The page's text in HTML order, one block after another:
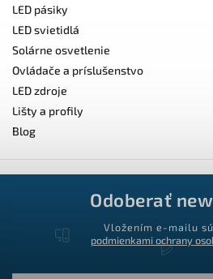
LED pásiky
LED svietidlá
Solárne osvetlenie
Ovládače a príslušenstvo
LED zdroje
Lišty a profily
Blog
Odoberať
Vložením e-mailu
podmienkami ochrany